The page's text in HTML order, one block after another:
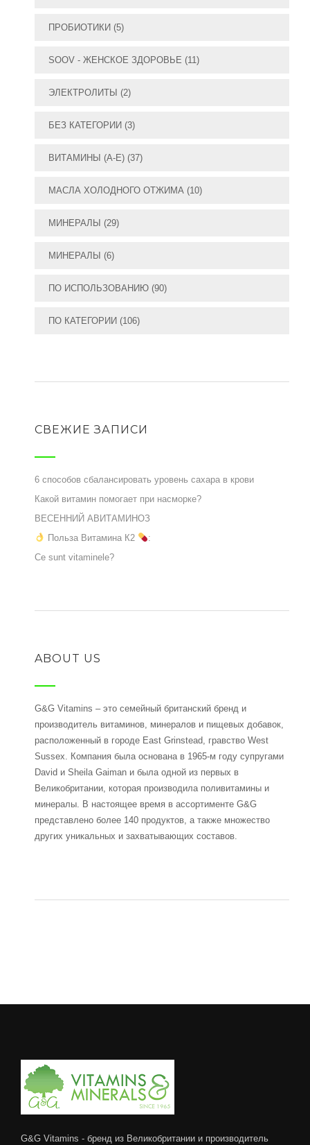
ПРОБИОТИКИ (5)
SOOV - ЖЕНСКОЕ ЗДОРОВЬЕ (11)
ЭЛЕКТРОЛИТЫ (2)
БЕЗ КАТЕГОРИИ (3)
ВИТАМИНЫ (А-E) (37)
МАСЛА ХОЛОДНОГО ОТЖИМА (10)
МИНЕРАЛЫ (29)
МИНЕРАЛЫ (6)
ПО ИСПОЛЬЗОВАНИЮ (90)
ПО КАТЕГОРИИ (106)
СВЕЖИЕ ЗАПИСИ
6 способов сбалансировать уровень сахара в крови
Какой витамин помогает при насморке?
ВЕСЕННИЙ АВИТАМИНОЗ
Польза Витамина К2
:
Ce sunt vitaminele?
ABOUT US
G&G Vitamins – это семейный британский бренд и
производитель витаминов, минералов и пищевых добавок,
расположенный в городе East Grinstead, гравство West
Sussex. Компания была основана в 1965-м году супругами
David и Sheila Gaiman и была одной из первых в
Великобритании, которая производила поливитамины и
минералы. В настоящее время в ассортименте G&G
представлено более 140 продуктов, а также множество
других уникальных и захватывающих составов.
G&G Vitamins - бренд из Великобритании и производитель